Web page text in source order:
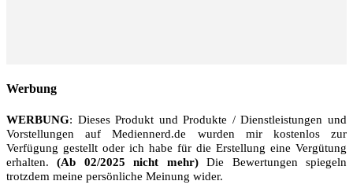
Werbung
WERBUNG: Dieses Produkt und Produkte / Dienstleistungen und
Vorstellungen auf Mediennerd.de wurden mir kostenlos zur
Verfügung gestellt oder ich habe für die Erstellung eine Vergütung
erhalten.(Ab 02/2025 nicht mehr)Die Bewertungen spiegeln
trotzdem meine persönliche Meinung wider.